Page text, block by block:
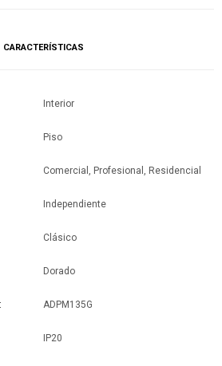
CARACTERÍSTICAS
Interior
Piso
Comercial, Profesional, Residencial
Independiente
Clásico
Dorado
ADPM135G
IP20